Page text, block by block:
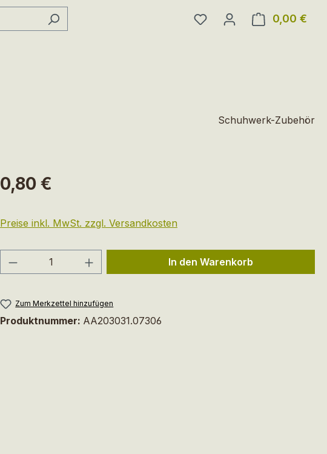
Du hast 0 Produkte auf
0,00 €
Schuhwerk-Zubehör
Regulärer Preis:
0,80 €
Preise inkl. MwSt. zzgl. Versandkosten
Produkt Anzahl: Gib den gewünschten Wert
In den Warenkorb
Zum Merkzettel hinzufügen
Produktnummer: AA203031.07306